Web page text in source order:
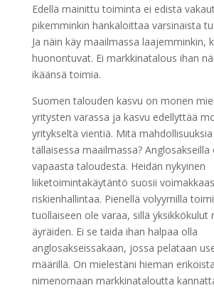
Edellä mainittu toiminta ei edistä
pikemminkin hankaloittaa varsinaista
Ja näin käy maailmassa laajemminkin,
huonontuvat. Ei markkinatalous ihan
ikäänsä toimia.
Suomen talouden kasvu on monen
yritysten varassa ja kasvu edellyttää
yritykseltä vientiä. Mitä
tällaisessa maailmassa?
vapaasta taloudesta. Heidän nykyinen
liiketoimintakäytäntö suosii
riskienhallintaa. Pienellä volyymilla
tuollaiseen ole varaa, sillä yksikkökulut
äyräiden. Ei se taida ihan halpaa olla
anglosakseissakaan, jossa pelataan
määrillä. On mielestäni hieman
nimenomaan markkinataloutta